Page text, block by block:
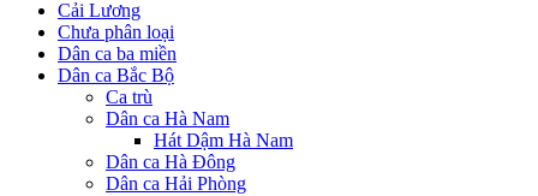
Cải Lương
Chưa phân loại
Dân ca ba miền
Dân ca Bắc Bộ
Ca trù
Dân ca Hà Nam
Hát Dậm Hà Nam
Dân ca Hà Đông
Dân ca Hải Phòng